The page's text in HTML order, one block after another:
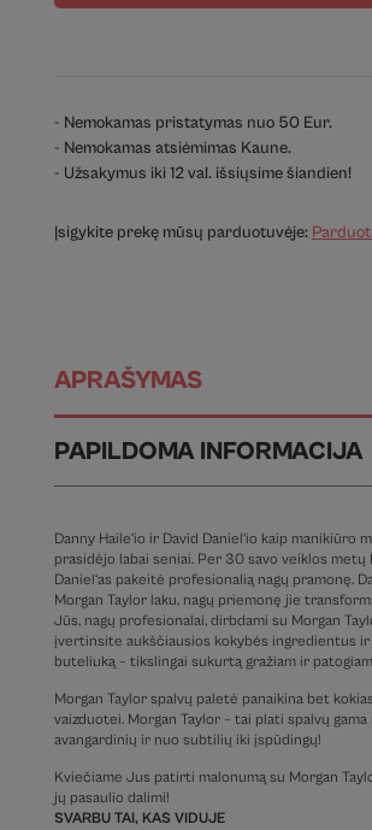
- Nemokamas pristatymas nuo 50 Eur.
- Nemokamas atsiėmimas Kaune.
- Užsakymus iki 12 val. išsiųsime šiandien!
Įsigykite prekę mūsų parduotuvėje:
APRAŠYMAS
PAPILDOMA INFORMACIJA
Danny Haile‘io ir David Daniel‘io kaip manikiūro
prasidėjo labai seniai. Per 30 savo veiklos metų
Daniel‘as pakeitė profesionalią nagų pramonę.
Morgan Taylor laku, nagų priemonę jie
Jūs, nagų profesionalai, dirbdami su Morgan
įvertinsite aukščiausios kokybės ingredientus ir
buteliuką – tikslingai sukurtą gražiam ir
Morgan Taylor spalvų paletė panaikina bet
vaizduotei. Morgan Taylor – tai plati spalvų
avangardinių ir nuo subtilių iki įspūdingų!
Kviečiame Jus patirti malonumą su Morgan
jų pasaulio dalimi!
SVARBU TAI, KAS VIDUJE